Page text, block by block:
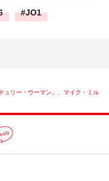
JO1
ュリー・ウーマン」、マイク・ミル